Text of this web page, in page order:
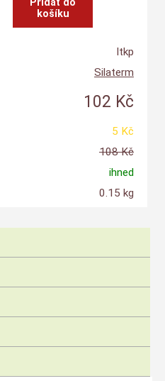
Itkp
Silaterm
102 Kč
5 Kč
108 Kč
ihned
0.15 kg